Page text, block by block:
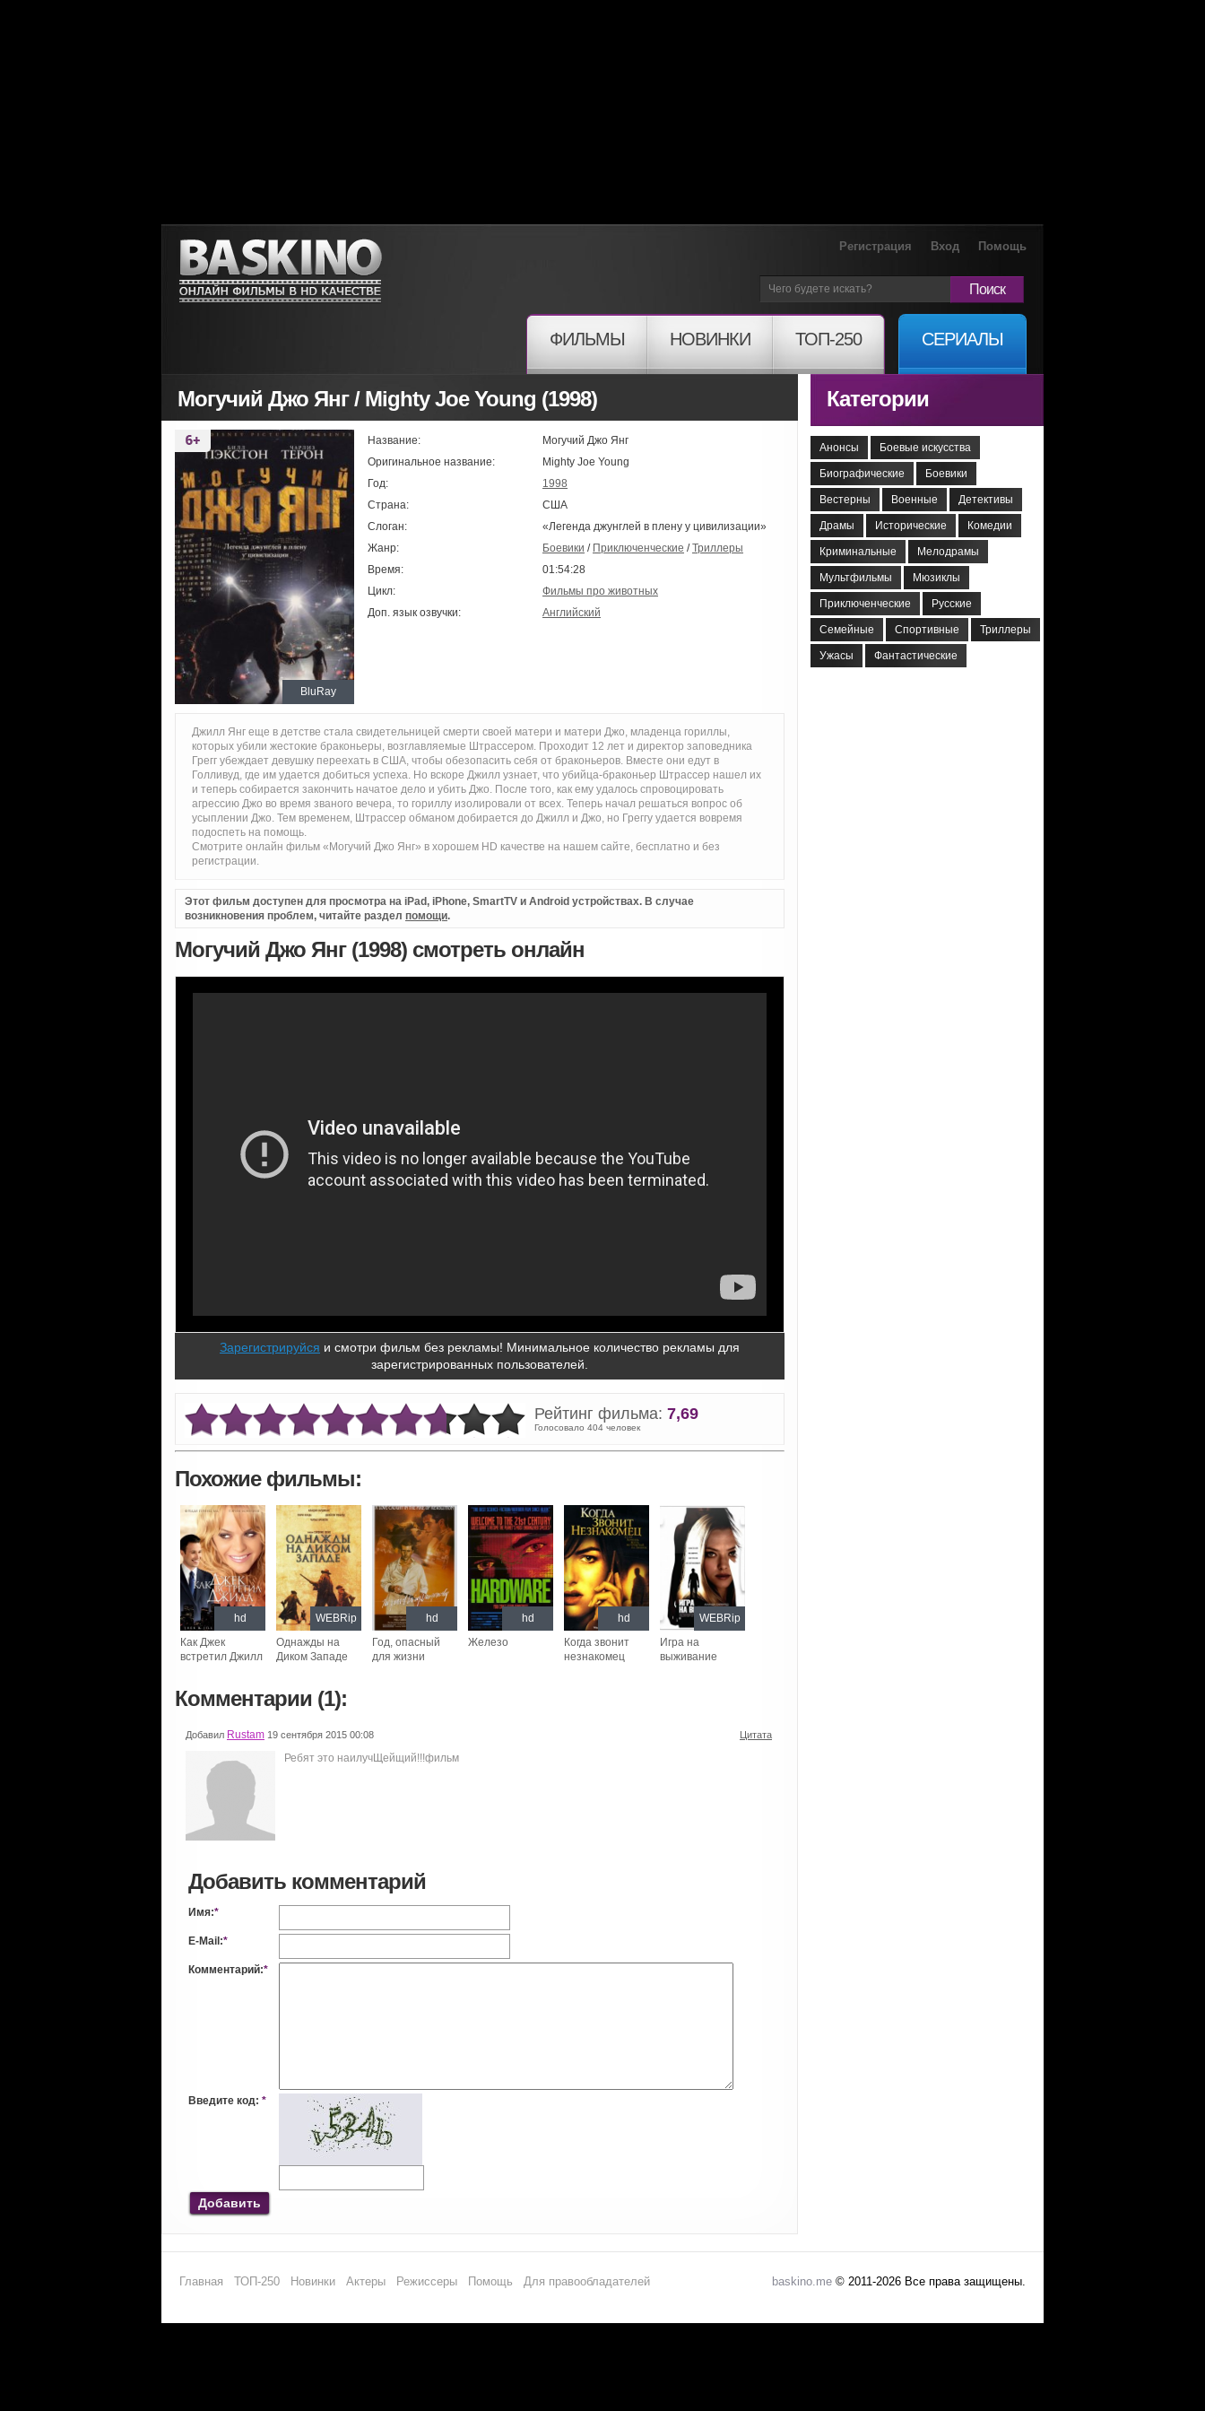
Регистрация Вход Помощь
Поиск
ФИЛЬМЫ НОВИНКИ ТОП-250 СЕРИАЛЫ
Могучий Джо Янг / Mighty Joe Young (1998)
BluRay
Название:
Могучий Джо Янг
Оригинальное название:
Mighty Joe Young
Год:
1998
Страна:
США
Слоган:
«Легенда джунглей в плену у цивилизации»
Жанр:
Боевики / Приключенческие /Триллеры
Время:
01:54:28
Цикл:
Фильмы про животных
Доп. язык озвучки:
Английский
Джилл Янг еще в детстве стала свидетельницей смерти своей матери и матери Джо, младенца гориллы,
которых убили жестокие браконьеры, возглавляемые Штрассером. Проходит 12 лет и директор заповедника
Грегг убеждает девушку переехать в США, чтобы обезопасить себя от браконьеров. Вместе они едут в
Голливуд, где им удается добиться успеха. Но вскоре Джилл узнает, что убийца-браконьер Штрассер нашел их
и теперь собирается закончить начатое дело и убить Джо. После того, как ему удалось спровоцировать
агрессию Джо во время званого вечера, то гориллу изолировали от всех. Теперь начал решаться вопрос об
усыплении Джо. Тем временем, Штрассер обманом добирается до Джилл и Джо, но Греггу удается вовремя
подоспеть на помощь.
Смотрите онлайн фильм «Могучий Джо Янг» в хорошем HD качестве на нашем сайте, бесплатно и без
регистрации.
Этот фильм доступен для просмотра на iPad, iPhone, SmartTV и Android устройствах. В случае
возникновения проблем, читайте раздел помощи.
Могучий Джо Янг (1998) смотреть онлайн
Зарегистрируйся и смотри фильм без рекламы! Минимальное количество рекламы для
зарегистрированных пользователей.
Рейтинг фильма: 7,69
Голосовало 404 человек
Похожие фильмы:
Как Джек
встретил Джилл
hd
Однажды на
Диком Западе
WEBRip
Год, опасный
для жизни
hd
Железо
hd
Когда звонит
незнакомец
hd
Игра на
выживание
WEBRip
Комментарии (1):
Добавил Rustam 19 сентября 2015 00:08 Цитата
Ребят это наилучЩейщий!!!фильм
Добавить комментарий
Имя:*
E-Mail:*
Комментарий:*
Введите код: *
Добавить
Категории
Анонсы Боевые искусства
Биографические Боевики
Вестерны Военные Детективы
Драмы Исторические Комедии
Криминальные Мелодрамы
Мультфильмы Мюзиклы
Приключенческие Русские
Семейные Спортивные Триллеры
Ужасы Фантастические
Главная ТОП-250 Новинки Актеры Режиссеры Помощь Для правообладателей baskino.me © 2011-2026 Все права защищены.